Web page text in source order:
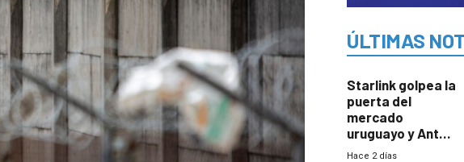
ÚLTIMAS
Starlink golpea la
puerta del
mercado
uruguayo y Antel
responde:
Hace 2 días